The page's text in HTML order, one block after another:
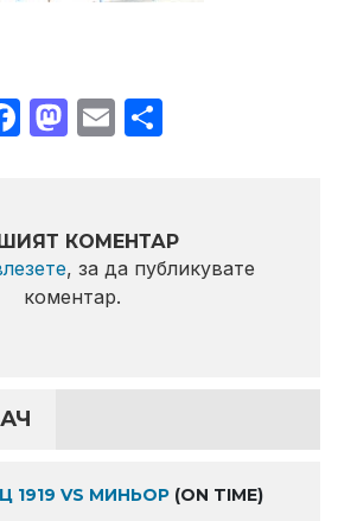
Facebook
Mastodon
Email
КОМЕНТАР
, за да публикувате
коментар.
1919 VS МИНЬОР (ON TIME)